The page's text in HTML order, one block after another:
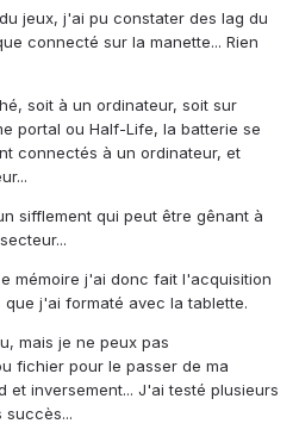
jeux, j'ai pu constater des lag du
connecté sur la manette... Rien
soit à un ordinateur, soit sur
portal ou Half-Life, la batterie se
connectés à un ordinateur, et
sifflement qui peut être gênant à
mémoire j'ai donc fait l'acquisition
j'ai formaté avec la tablette.
mais je ne peux pas
fichier pour le passer de ma
et inversement... J'ai testé plusieurs
succès...